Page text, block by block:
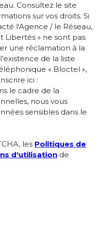
Consultez le site
sur vos droits. Si
l'Agence / le Réseau,
Libertés » ne sont pas
une réclamation à la
de la liste
« Bloctel »,
ici :
le cadre de la
nous vous
sensibles dans le
les Politiques de
d'utilisation de